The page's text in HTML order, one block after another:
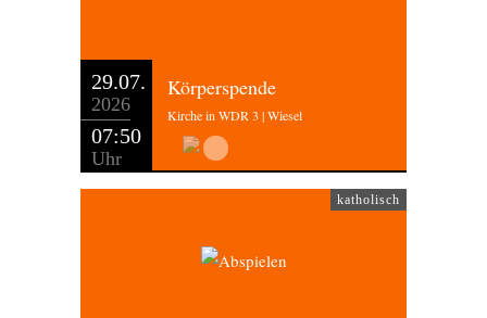
29.07.
2026
07:50
Uhr
Körperspende
Kirche in WDR 3 | Wiesel
katholisch